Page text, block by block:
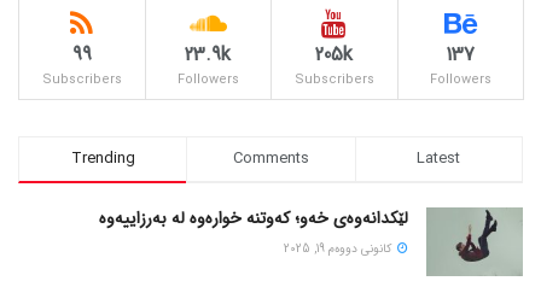
137
Followers
205k
Subscribers
23.9k
Followers
99
Subscribers
Trending Comments Latest
لێکدانەوەی خەو؛ کەوتنە خوارەوە لە بەرزاییەوە
كانونی دووه‌م 19, 2025